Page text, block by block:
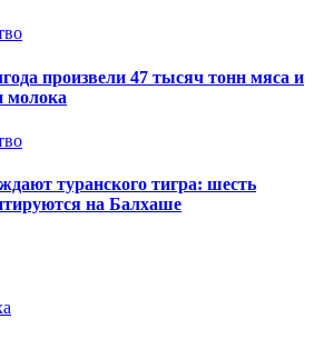
произвели 47 тысяч тонн мяса и
молока
туранского тигра: шесть
на Балхаше